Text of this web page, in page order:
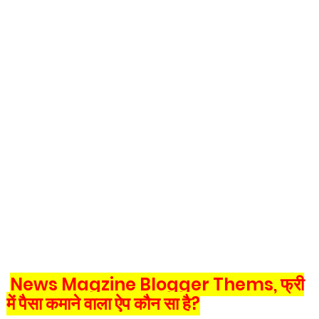
News Magzine Blogger Thems, फ्री
में पैसा कमाने वाला ऐप कौन सा है?